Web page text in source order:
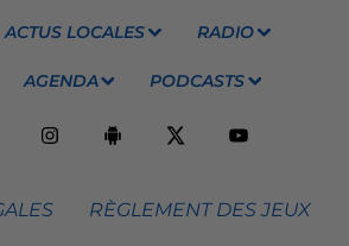
ACTUS LOCALES RADIO
AGENDA PODCASTS
RÈGLEMENT DES JEUX